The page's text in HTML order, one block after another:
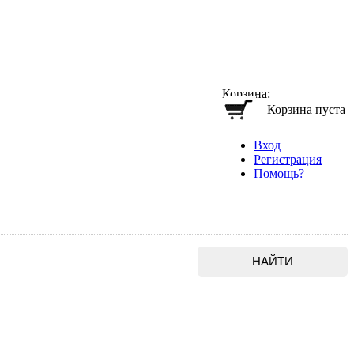
Корзина:
Корзина пуста
Вход
Регистрация
Помощь?